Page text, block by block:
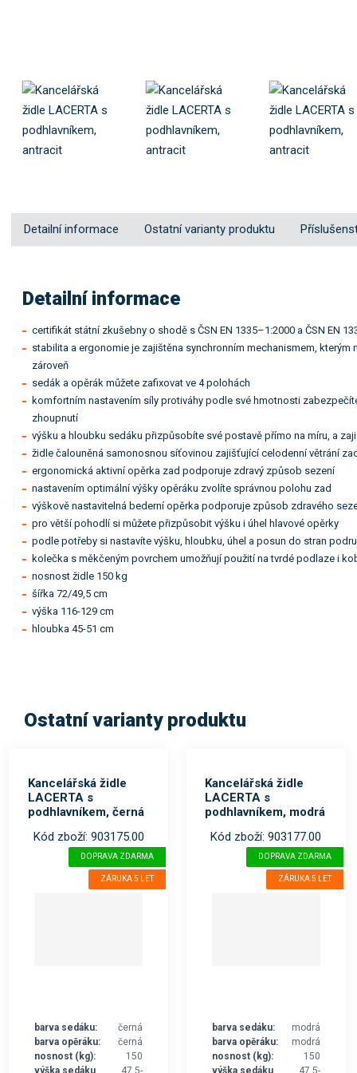
Detailní informace Ostatní varianty produktu
Detailní informace
certifikát státní zkušebny o shodě s ČSN EN 1335–1:2000 a ČSN EN
stabilita a ergonomie je zajištěna synchronním mechanismem, kterým
zároveň
sedák a opěrák můžete zafixovat ve 4 polohách
komfortním nastavením síly protiváhy podle své hmotnosti
zhoupnutí
výšku a hloubku sedáku přizpůsobíte své postavě přímo na míru, a
židle čalouněná samonosnou síťovinou zajišťující celodenní větrání zad
ergonomická aktivní opěrka zad podporuje zdravý způsob sezení
nastavením optimální výšky opěráku zvolíte správnou polohu zad
výškově nastavitelná bederní opěrka podporuje způsob zdravého
pro větší pohodlí si můžete přizpůsobit výšku i úhel hlavové opěrky
podle potřeby si nastavíte výšku, hloubku, úhel a posun do stran
kolečka s měkčeným povrchem umožňují použití na tvrdé podlaze i
nosnost židle 150 kg
šířka 72/49,5 cm
výška 116-129 cm
hloubka 45-51 cm
Ostatní varianty produktu
Kancelářská židle
LACERTA s
podhlavníkem, černá
Kód zboží: 903175.00
DOPRAVA ZDARMA
ZÁRUKA 5 LET
barva sedáku:
černá
barva opěráku:
černá
nosnost (kg):
150
výška sedáku
47,5-
Kancelářská židle
LACERTA s
podhlavníkem, modrá
Kód zboží: 903177.00
DOPRAVA ZDARMA
ZÁRUKA 5 LET
barva sedáku:
modrá
barva opěráku:
modrá
nosnost (kg):
150
výška sedáku
47,5-